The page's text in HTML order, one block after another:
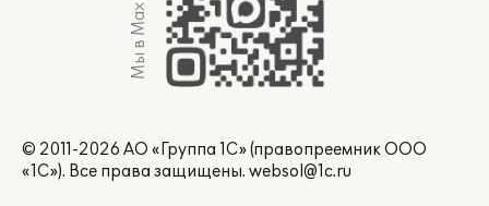
Мы в Max
© 2011-2026 АО «Группа 1С» (правопреемник ООО
«1С»). Все права защищены. websol@1c.ru